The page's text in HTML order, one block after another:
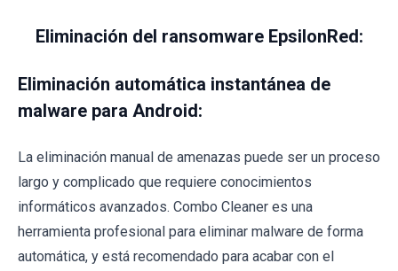
Eliminación del ransomware EpsilonRed:
Eliminación automática instantánea de
malware para Android:
La eliminación manual de amenazas puede ser un proceso
largo y complicado que requiere conocimientos
informáticos avanzados. Combo Cleaner es una
herramienta profesional para eliminar malware de forma
automática, y está recomendado para acabar con el